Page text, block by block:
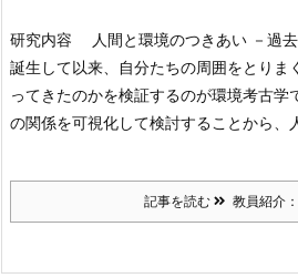
研究内容 人間と環境のつきあい －過去
誕生して以来、自分たちの周囲をとりま
ってきたのかを検証するのが環境考古学
の関係を可視化して検討することから、
記事を読む 教員紹介